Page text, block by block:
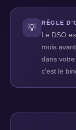
💡 RÈGLE
Le DSO
mois
dans
c'est le